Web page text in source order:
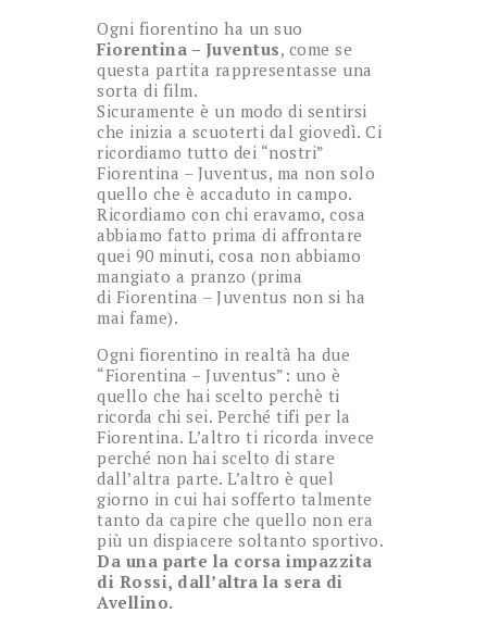
Ogni fiorentino ha un suo
Fiorentina – Juventus, come se
questa partita rappresentasse una
sorta di film.
Sicuramente è un modo di sentirsi
che inizia a scuoterti dal giovedì. Ci
ricordiamo tutto dei “nostri”
Fiorentina – Juventus, ma non solo
quello che è accaduto in campo.
Ricordiamo con chi eravamo, cosa
abbiamo fatto prima di affrontare
quei 90 minuti, cosa non abbiamo
mangiato a pranzo (prima
di Fiorentina – Juventus non si ha
mai fame).
Ogni fiorentino in realtà ha due
“Fiorentina – Juventus”: uno è
quello che hai scelto perchè ti
ricorda chi sei. Perché tifi per la
Fiorentina. L’altro ti ricorda invece
perché non hai scelto di stare
dall’altra parte. L’altro è quel
giorno in cui hai sofferto talmente
tanto da capire che quello non era
più un dispiacere soltanto sportivo.
Da una parte la corsa impazzita
di Rossi, dall’altra la sera di
Avellino.